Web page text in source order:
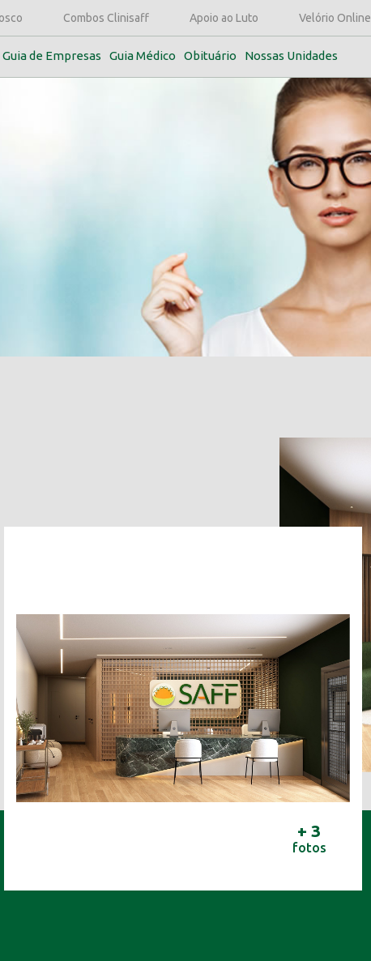
Combos Clinisaff Apoio ao Luto Velório Online
Guia de Empresas Guia Médico Obituário Nossas Unidades
+ 3
fotos